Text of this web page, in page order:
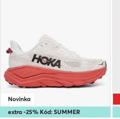
extra -25% Kód: SUMMER
Novinka